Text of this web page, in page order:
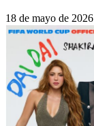
18 de mayo de 2026